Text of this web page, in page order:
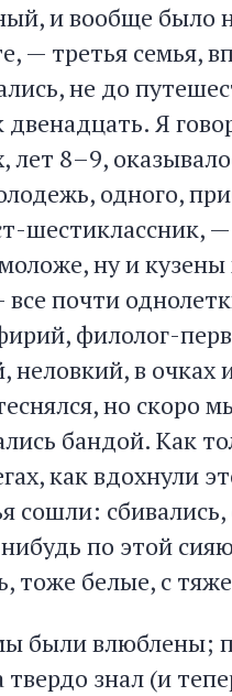
и вообще было
— третья семья,
не до
двенадцать. Я
лет 8–9,
одного,
шестиклассник,
ну и
все почти
филолог-
неловкий, в очках
но скоро
бандой. Как
как вдохнули
сошли:
по этой
тоже белые, с
были влюблены;
твердо знал (и